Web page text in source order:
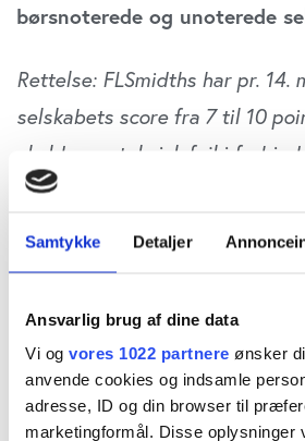
Samtykke Detaljer
Ansvarlig brug af dine data
Vi og vores 1022 partnere ønsker
anvende cookies og indsamle
adresse, ID og din browser til
marketingformål. Disse oplysninger
børsnoterede og unoterede
Rettelse: FLSmidths har pr.
selskabets score fra 7 til 10
skyldes en teknisk fejl i
oprindelige pointtildeling.
Vestas og Ørsted vinder
De to selskaber udmærker sig
udførligt om deres
deres tilgang til ansvarlig